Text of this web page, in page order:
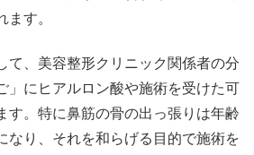
ます。
て、美容整形クリニック関係者の分
」にヒアルロン酸や施術を受けた可
す。特に鼻筋の骨の出っ張りは年齢
なり、それを和らげる目的で施術を